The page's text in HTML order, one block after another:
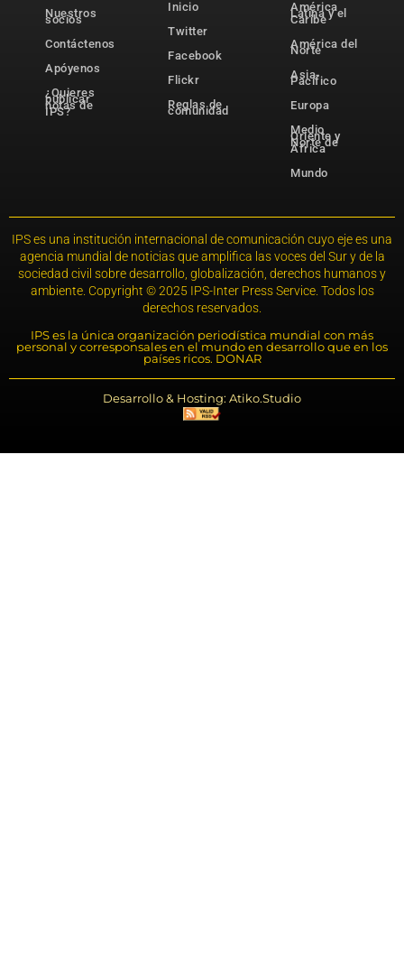
Nuestros
socios
Contáctenos
Apóyenos
¿Quieres
publicar
notas de
IPS?
Inicio
Twitter
Facebook
Flickr
Reglas de
comunidad
América
Latina y el
Caribe
América del
Norte
Asia-
Pacífico
Europa
Medio
Oriente y
Norte de
África
Mundo
IPS es una institución internacional de comunicación cuyo eje es una
agencia mundial de noticias que amplifica las voces del Sur y de la
sociedad civil sobre desarrollo, globalización, derechos humanos y
ambiente. Copyright © 2025 IPS-Inter Press Service. Todos los
derechos reservados.
IPS es la única organización periodística mundial con más
personal y corresponsales en el mundo en desarrollo que en los
países ricos. DONAR
Desarrollo & Hosting: Atiko.Studio